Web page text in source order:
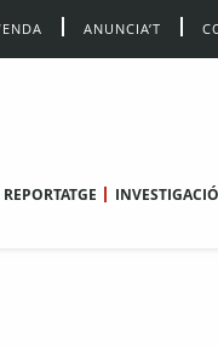
ANUNCIA’T
REPORTATGE INVESTIGACIÓ